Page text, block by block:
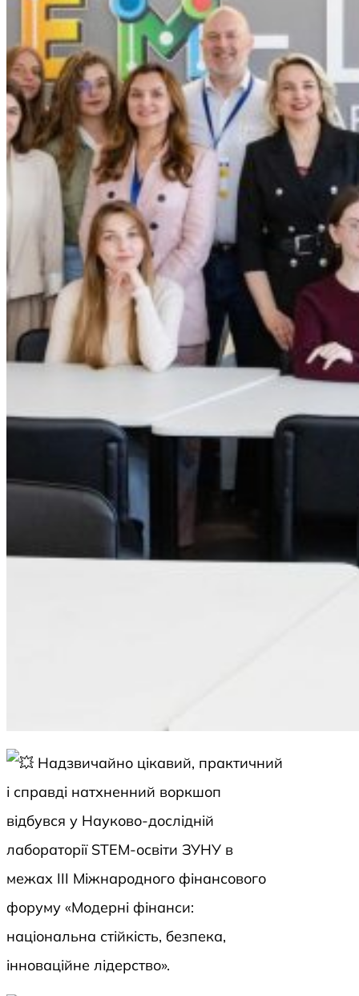
Надзвичайно цікавий, практичний
і справді натхненний воркшоп
відбувся у Науково-дослідній
лабораторії STEM-освіти ЗУНУ в
межах ІІІ Міжнародного фінансового
форуму «Модерні фінанси:
національна стійкість, безпека,
інноваційне лідерство».